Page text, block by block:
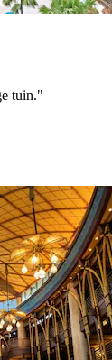
tuin."